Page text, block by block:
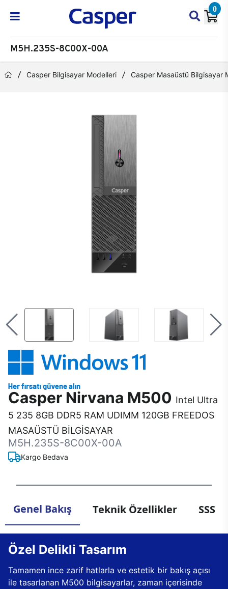
0
M5H.235S-8C00X-00A
Casper Bilgisayar Modelleri Casper Masaüstü Bilgisayar
Casper Nirvana M500 Intel Ultra
5 235 8GB DDR5 RAM UDIMM 120GB FREEDOS
MASAÜSTÜ BİLGİSAYAR
M5H.235S-8C00X-00A
Kargo Bedava
Genel Bakış Teknik Özellikler SSS
Özel Delikli Tasarım
Tamamen ince zarif hatlarla ve estetik bir bakış açısı
ile tasarlanan M500 bilgisayarlar, zaman içerisinde